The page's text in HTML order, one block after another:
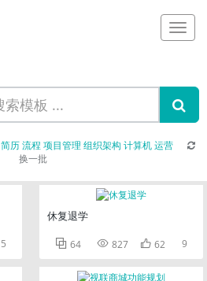
简历流程 项目管理 组织架构 计算机运营
换一批
5
休复退学
 64  827  62 9